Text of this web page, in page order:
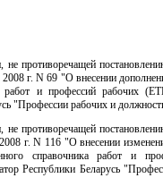
противоречащей
2008 г. N 69 "О внесении
работ и профессий рабочих
"Профессии рабочих и
противоречащей
г. N 116 "О внесении
справочника работ и
Республики Беларусь